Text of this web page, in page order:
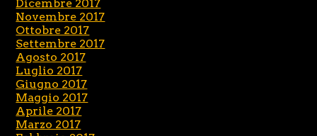
Dicembre 2017
Novembre 2017
Ottobre 2017
Settembre 2017
Agosto 2017
Luglio 2017
Giugno 2017
Maggio 2017
Aprile 2017
Marzo 2017